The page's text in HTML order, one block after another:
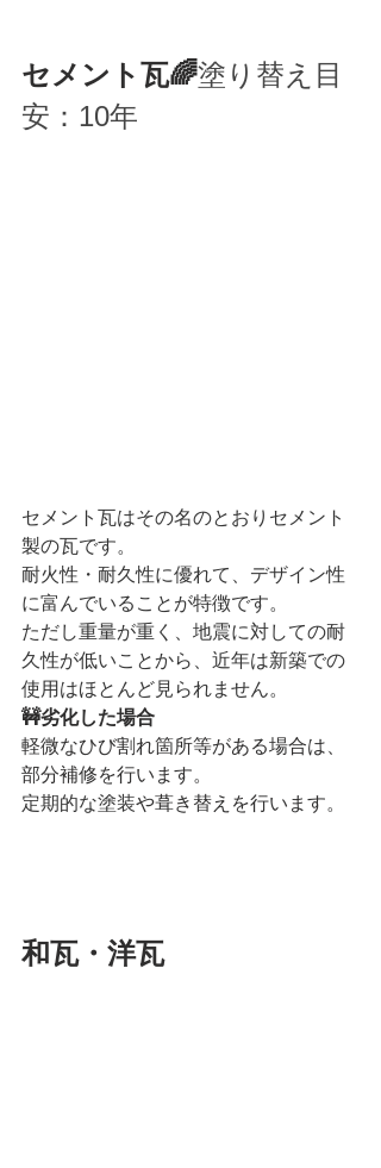
セメント瓦🌈塗り替え目
安：10年
セメント瓦はその名のとおりセメント
製の瓦です。
耐火性・耐久性に優れて、デザイン性
に富んでいることが特徴です。
ただし重量が重く、地震に対しての耐
久性が低いことから、近年は新築での
使用はほとんど見られません。
🚧劣化した場合
軽微なひび割れ箇所等がある場合は、
部分補修を行います。
定期的な塗装や葺き替え を行います。
和瓦・洋瓦